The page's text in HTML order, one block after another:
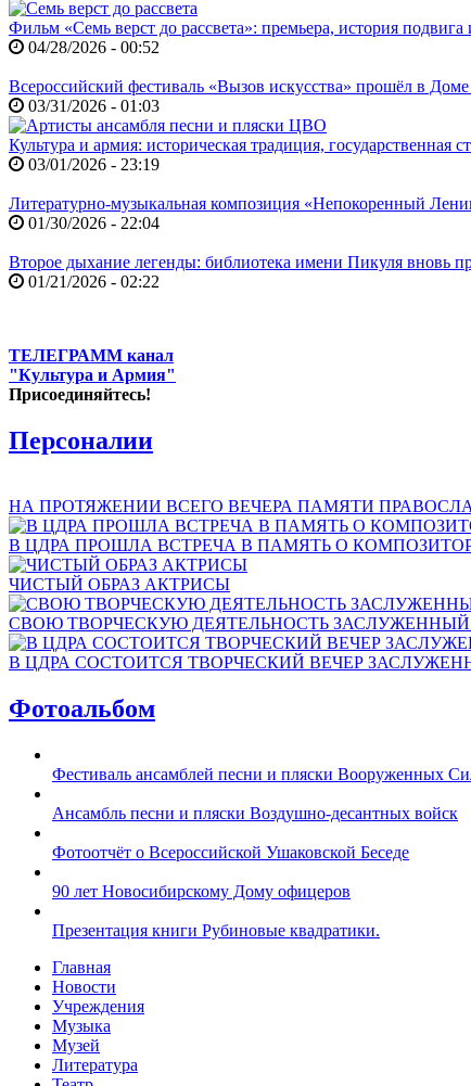
Фильм «Семь верст до рассвета»: премьера, история подвига
04/28/2026 - 00:52
Всероссийский фестиваль «Вызов искусства» прошёл в
03/31/2026 - 01:03
Культура и армия: историческая традиция, государственная
03/01/2026 - 23:19
Литературно-музыкальная композиция «Непокоренный
01/30/2026 - 22:04
Второе дыхание легенды: библиотека имени Пикуля вновь
01/21/2026 - 02:22
ТЕЛЕГРАММ канал
"Культура и Армия"
Присоединяйтесь!
Персоналии
НА ПРОТЯЖЕНИИ ВСЕГО ВЕЧЕРА ПАМЯТИ
В ЦДРА ПРОШЛА ВСТРЕЧА В ПАМЯТЬ О
ЧИСТЫЙ ОБРАЗ АКТРИСЫ
СВОЮ ТВОРЧЕСКУЮ ДЕЯТЕЛЬНОСТЬ
В ЦДРА СОСТОИТСЯ ТВОРЧЕСКИЙ ВЕЧЕР
Фотоальбом
Фестиваль ансамблей песни и пляски Вооруженных
Ансамбль песни и пляски Воздушно-десантных войск
Фотоотчёт о Всероссийской Ушаковской Беседе
90 лет Новосибирскому Дому офицеров
Презентация книги Рубиновые квадратики.
Главная
Новости
Учреждения
Музыка
Музей
Литература